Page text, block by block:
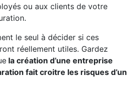
ou aux clients de votre
le seul à décider si ces
réellement utiles. Gardez
la création d’une entreprise
fait croitre les risques d’un